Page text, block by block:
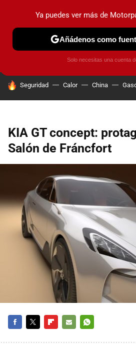
PRUEBAS COCHES ELÉCTRICOS
HOY SE HABLA DE
Seguridad Calor China
KIA GT concept:
Salón de Fráncfort
Ya puedes ver más de
Añádenos como
Solo necesitas una cuenta